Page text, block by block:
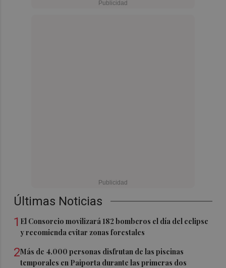
Últimas Noticias
1 El Consorcio movilizará 182 bomberos el día del eclipse
y recomienda evitar zonas forestales
2Más de 4.000 personas disfrutan de las piscinas
temporales en Paiporta durante las primeras dos